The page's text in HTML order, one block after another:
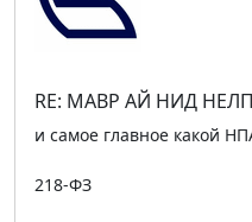
RE: МАВР АЙ НИД НЕЛП
и самое главное какой
218-ФЗ